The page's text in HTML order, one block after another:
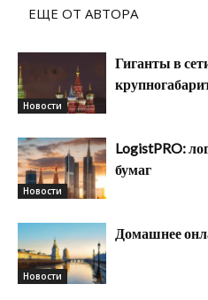
ЕЩЕ ОТ АВТОРА
Новости
Гиганты в
Новости
LogistPRO:
бумаг
Новости
Домашнее